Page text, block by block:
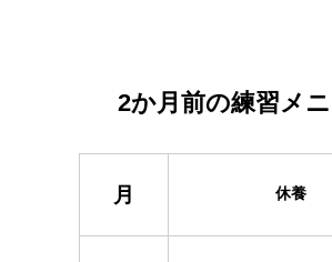
2か月前の練習メ
月 休養